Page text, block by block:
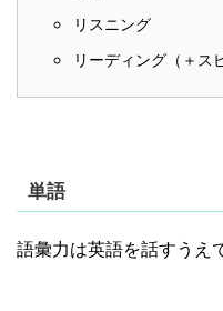
リスニング
リーディング（＋ス
単語
語彙力は英語を話すうえ